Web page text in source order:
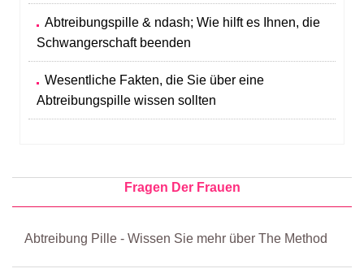
Abtreibungspille & ndash; Wie hilft es Ihnen, die
Schwangerschaft beenden
Wesentliche Fakten, die Sie über eine
Abtreibungspille wissen sollten
Fragen Der Frauen
Abtreibung Pille - Wissen Sie mehr über The Method